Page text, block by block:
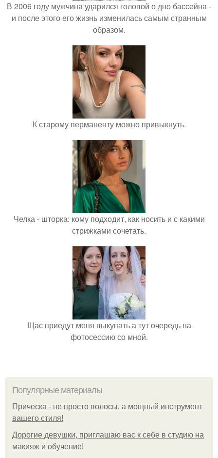
В 2006 году мужчина ударился головой о дно бассейна -
и после этого его жизнь изменилась самым странным
образом.
К старому перманенту можно привыкнуть.
Челка - шторка: кому подходит, как носить и с какими
стрижками сочетать.
Щас приедут меня выкупать а тут очередь на
фотосессию со мной.
Популярные материалы
Прическа - не просто волосы, а мощный инструмент
вашего стиля!
Дорогие девушки, приглашаю вас к себе в студию на
макияж и обучение!